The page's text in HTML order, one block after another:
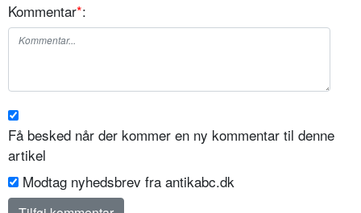
Kommentar*:
Få besked når der kommer en ny kommentar til denne
artikel
Modtag nyhedsbrev fra antikabc.dk